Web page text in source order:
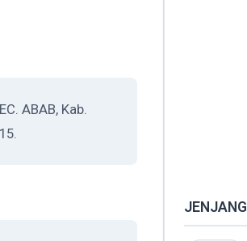
ABAB, Kab.
JENJANG